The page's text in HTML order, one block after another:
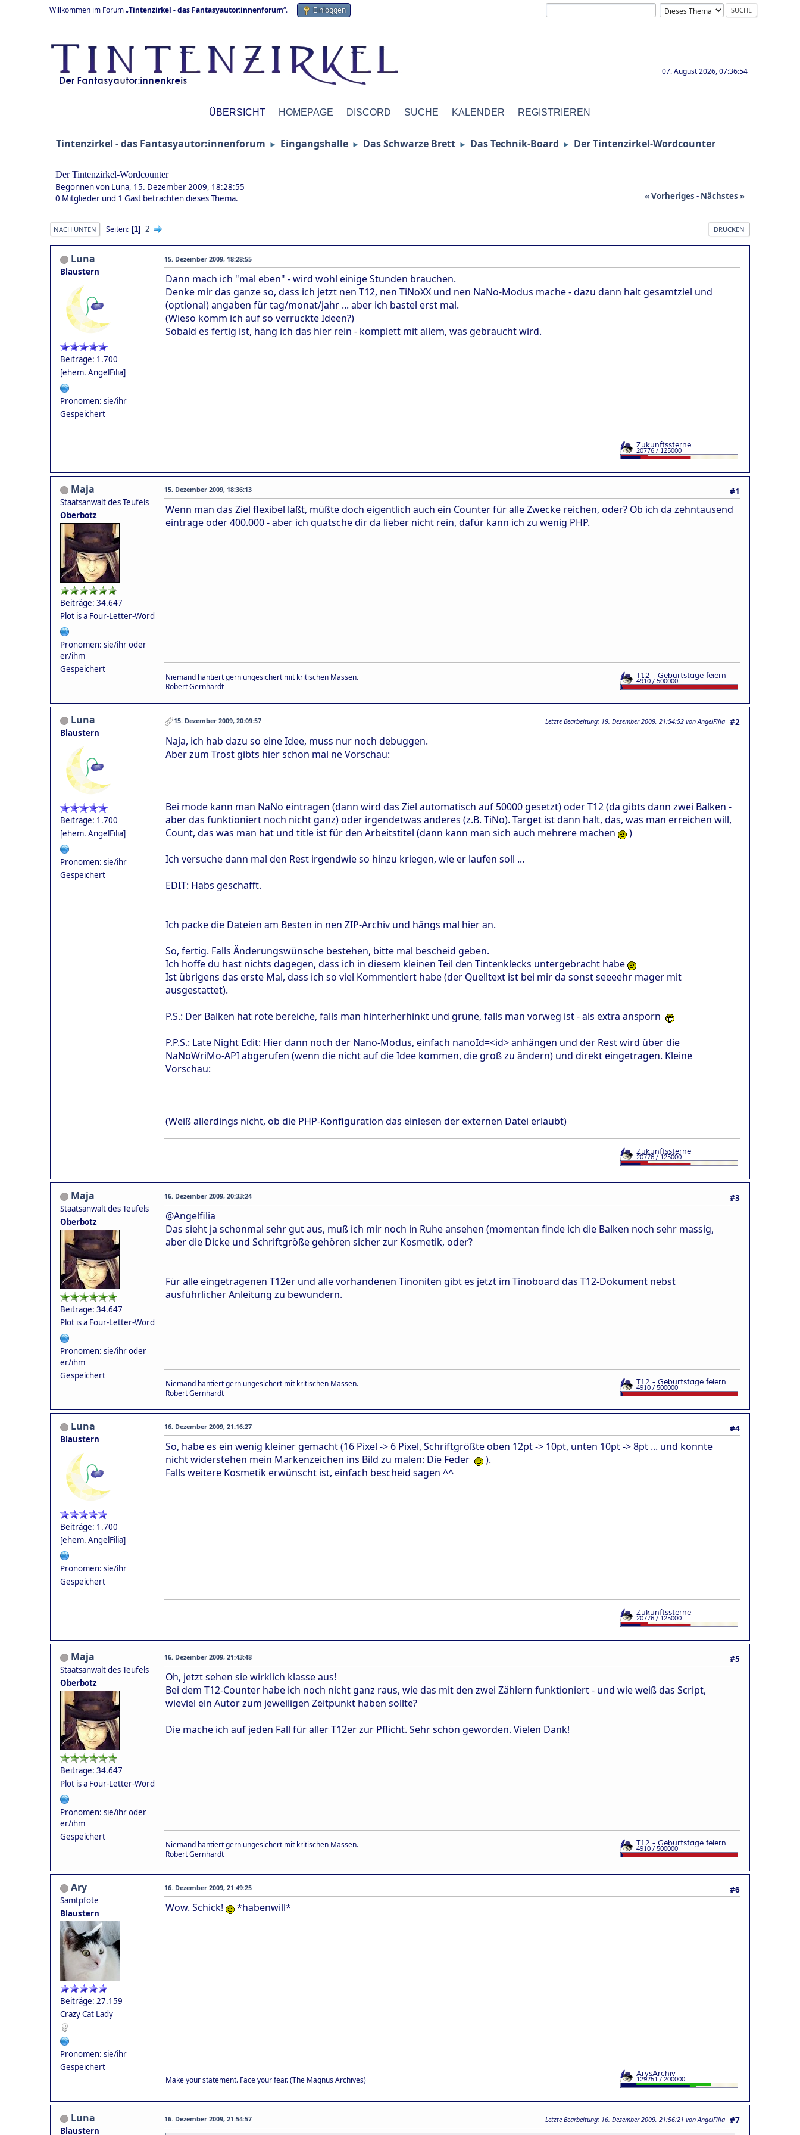
Willkommen im Forum „Tintenzirkel - das Fantasyautor:innenforum“. Einloggen
07. August 2026, 07:36:54
ÜBERSICHT HOMEPAGE DISCORD SUCHE KALENDER REGISTRIEREN
Tintenzirkel - das Fantasyautor:innenforum ► Eingangshalle ► Das Schwarze Brett ► Das Technik-Board ► Der Tintenzirkel-Wordcounter
Der Tintenzirkel-Wordcounter
Begonnen von Luna, 15. Dezember 2009, 18:28:55
« Vorheriges - Nächstes »
0 Mitglieder und 1 Gast betrachten dieses Thema.
DRUCKEN
NACH UNTEN Seiten 1 2
Luna
Blaustern
Beiträge: 1.700
[ehem. AngelFilia]
Pronomen: sie/ihr
Gespeichert
15. Dezember 2009, 18:28:55
Dann mach ich "mal eben" - wird wohl einige Stunden brauchen.
Denke mir das ganze so, dass ich jetzt nen T12, nen TiNoXX und nen NaNo-Modus mache - dazu dann halt gesamtziel und
(optional) angaben für tag/monat/jahr ... aber ich bastel erst mal.
(Wieso komm ich auf so verrückte Ideen?)
Sobald es fertig ist, häng ich das hier rein - komplett mit allem, was gebraucht wird.
Maja
Staatsanwalt des Teufels
Oberbotz
Beiträge: 34.647
Plot is a Four-Letter-Word
Pronomen: sie/ihr oder
er/ihm
Gespeichert
#1
15. Dezember 2009, 18:36:13
Wenn man das Ziel flexibel läßt, müßte doch eigentlich auch ein Counter für alle Zwecke reichen, oder? Ob ich da zehntausend
eintrage oder 400.000 - aber ich quatsche dir da lieber nicht rein, dafür kann ich zu wenig PHP.
Niemand hantiert gern ungesichert mit kritischen Massen.
Robert Gernhardt
Luna
Blaustern
Beiträge: 1.700
[ehem. AngelFilia]
Pronomen: sie/ihr
Gespeichert
#2
15. Dezember 2009, 20:09:57 Letzte Bearbeitung: 19. Dezember 2009, 21:54:52 von AngelFilia
Naja, ich hab dazu so eine Idee, muss nur noch debuggen.
Aber zum Trost gibts hier schon mal ne Vorschau:
Bei mode kann man NaNo eintragen (dann wird das Ziel automatisch auf 50000 gesetzt) oder T12 (da gibts dann zwei Balken -
aber das funktioniert noch nicht ganz) oder irgendetwas anderes (z.B. TiNo). Target ist dann halt, das, was man erreichen will,
Count, das was man hat und title ist für den Arbeitstitel (dann kann man sich auch mehrere machen
)
Ich versuche dann mal den Rest irgendwie so hinzu kriegen, wie er laufen soll ...
EDIT: Habs geschafft.
Ich packe die Dateien am Besten in nen ZIP-Archiv und hängs mal hier an.
So, fertig. Falls Änderungswünsche bestehen, bitte mal bescheid geben.
Ich hoffe du hast nichts dagegen, dass ich in diesem kleinen Teil den Tintenklecks untergebracht habe
Ist übrigens das erste Mal, dass ich so viel Kommentiert habe (der Quelltext ist bei mir da sonst seeeehr mager mit
ausgestattet).
P.S.: Der Balken hat rote bereiche, falls man hinterherhinkt und grüne, falls man vorweg ist - als extra ansporn
P.P.S.: Late Night Edit: Hier dann noch der Nano-Modus, einfach nanoId=<id> anhängen und der Rest wird über die
NaNoWriMo-API abgerufen (wenn die nicht auf die Idee kommen, die groß zu ändern) und direkt eingetragen. Kleine
Vorschau:
(Weiß allerdings nicht, ob die PHP-Konfiguration das einlesen der externen Datei erlaubt)
Maja
Staatsanwalt des Teufels
Oberbotz
Beiträge: 34.647
Plot is a Four-Letter-Word
Pronomen: sie/ihr oder
er/ihm
Gespeichert
#3
16. Dezember 2009, 20:33:24
@Angelfilia
Das sieht ja schonmal sehr gut aus, muß ich mir noch in Ruhe ansehen (momentan finde ich die Balken noch sehr massig,
aber die Dicke und Schriftgröße gehören sicher zur Kosmetik, oder?
Für alle eingetragenen T12er und alle vorhandenen Tinoniten gibt es jetzt im Tinoboard das T12-Dokument nebst
ausführlicher Anleitung zu bewundern.
Niemand hantiert gern ungesichert mit kritischen Massen.
Robert Gernhardt
Luna
Blaustern
Beiträge: 1.700
[ehem. AngelFilia]
Pronomen: sie/ihr
Gespeichert
#4
16. Dezember 2009, 21:16:27
So, habe es ein wenig kleiner gemacht (16 Pixel -> 6 Pixel, Schriftgrößte oben 12pt -> 10pt, unten 10pt -> 8pt ... und konnte
nicht widerstehen mein Markenzeichen ins Bild zu malen: Die Feder
).
Falls weitere Kosmetik erwünscht ist, einfach bescheid sagen ^^
Maja
Staatsanwalt des Teufels
Oberbotz
Beiträge: 34.647
Plot is a Four-Letter-Word
Pronomen: sie/ihr oder
er/ihm
Gespeichert
#5
16. Dezember 2009, 21:43:48
Oh, jetzt sehen sie wirklich klasse aus!
Bei dem T12-Counter habe ich noch nicht ganz raus, wie das mit den zwei Zählern funktioniert - und wie weiß das Script,
wieviel ein Autor zum jeweiligen Zeitpunkt haben sollte?
Die mache ich auf jeden Fall für aller T12er zur Pflicht. Sehr schön geworden. Vielen Dank!
Niemand hantiert gern ungesichert mit kritischen Massen.
Robert Gernhardt
Ary
Samtpfote
Blaustern
Beiträge: 27.159
Crazy Cat Lady
Pronomen: sie/ihr
Gespeichert
#6
16. Dezember 2009, 21:49:25
Wow. Schick! *habenwill*
Make your statement. Face your fear. (The Magnus Archives)
Luna
Blaustern
#7
16. Dezember 2009, 21:54:57 Letzte Bearbeitung: 16. Dezember 2009, 21:56:21 von AngelFilia